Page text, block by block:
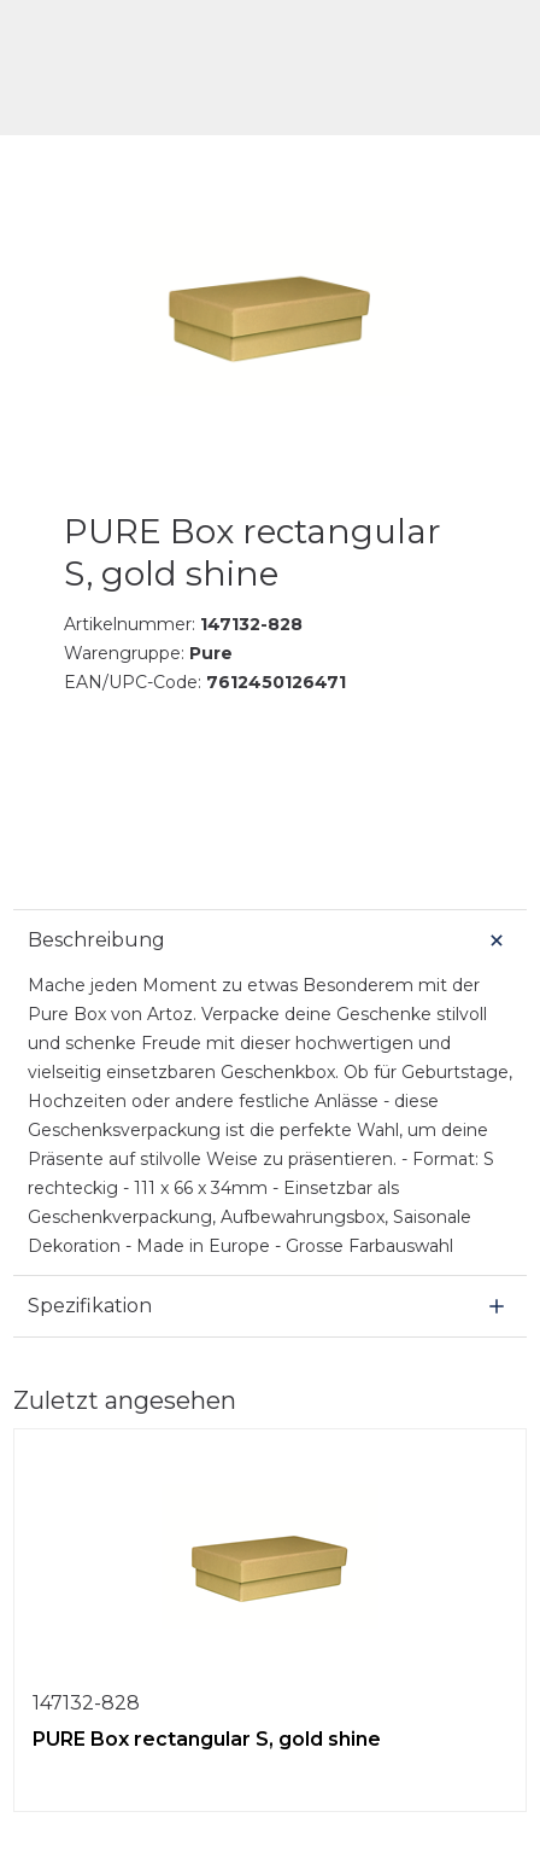
PURE Box rectangular
S, gold shine
Artikelnummer: 147132-828
Warengruppe: Pure
EAN/UPC-Code: 7612450126471
Beschreibung
Mache jeden Moment zu etwas Besonderem mit der
Pure Box von Artoz. Verpacke deine Geschenke stilvoll
und schenke Freude mit dieser hochwertigen und
vielseitig einsetzbaren Geschenkbox. Ob für Geburtstage,
Hochzeiten oder andere festliche Anlässe - diese
Geschenksverpackung ist die perfekte Wahl, um deine
Präsente auf stilvolle Weise zu präsentieren. - Format: S
rechteckig - 111 x 66 x 34mm - Einsetzbar als
Geschenkverpackung, Aufbewahrungsbox, Saisonale
Dekoration - Made in Europe - Grosse Farbauswahl
Spezifikation
Zuletzt angesehen
147132-828
PURE Box rectangular S, gold shine